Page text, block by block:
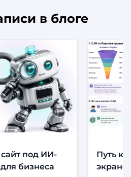
в блоге
под ИИ-
бизнеса
Путь